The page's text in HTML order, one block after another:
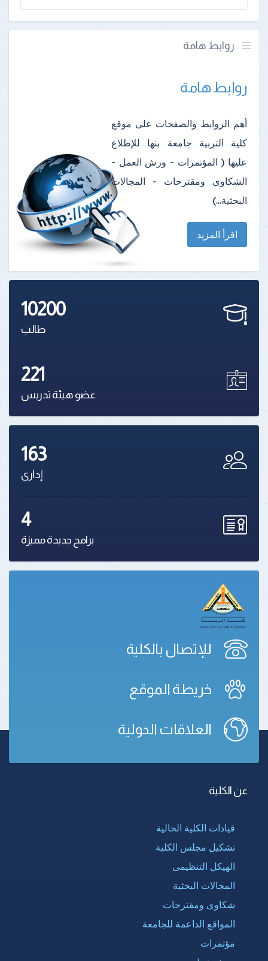
روابط هامة
روابط هامة
أهم الروابط والصفحات على موقع
كلية التربية جامعة بنها للإطلاع
عليها ( المؤتمرات - ورش العمل -
الشكاوى ومقترحات - المجالات
البحثية...)
اقرأ المزيد
10200
طالب
221
عضو هيئة تدريس
163
إدارى
4
برامج جديدة مميزة
للإتصال بالكلية
خريطة الموقع
العلاقات الدولية
عن الكلية
قيادات الكلية الحالية
تشكيل مجلس الكلية
الهيكل التنظيمى
المجالات البحثية
شكاوى ومقترحات
المواقع الداعمة للجامعة
مؤتمرات